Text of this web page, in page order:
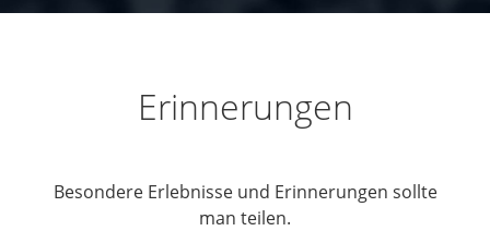
Erinnerungen
Besondere Erlebnisse und Erinnerungen sollte
man teilen.